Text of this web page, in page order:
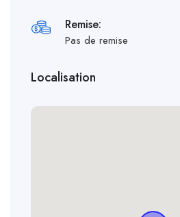
Remise:
Pas de remise
Localisation